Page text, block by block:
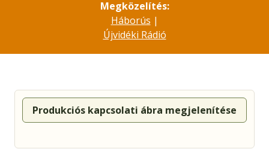
Megközelítés:
Háborús |
Újvidéki Rádió
Produkciós kapcsolati ábra megjelenítése